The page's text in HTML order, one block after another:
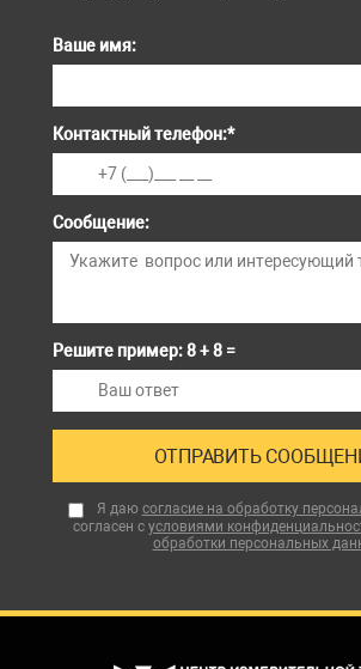
Ваше имя:
Контактный телефон:*
Сообщение:
Решите пример: 8 + 8 =
Я даю согласие на обработку
согласен с условиями
обработки персональных